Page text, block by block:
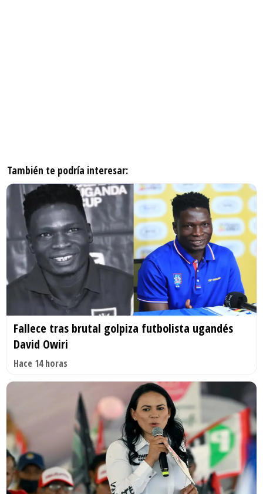
También te podría interesar:
Fallece tras brutal golpiza futbolista ugandés
David Owiri
Hace 14 horas